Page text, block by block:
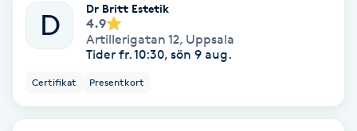
Skalpmassage
Sklerosering
D
Dr Britt Estetik
4.9
Artillerigatan 12, Uppsala
Tider fr. 10:30, sön 9 aug.
Certifikat Presentkort